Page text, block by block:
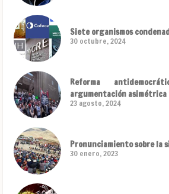
Siete organismos
30 octubre, 2024
Reforma
argumentación
23 agosto, 2024
Pronunciamiento sobre la
30 enero, 2023